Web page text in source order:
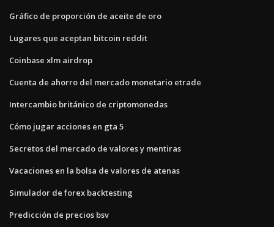
Gráfico de proporción de aceite de oro
Lugares que aceptan bitcoin reddit
Coinbase xlm airdrop
Cuenta de ahorro del mercado monetario etrade
Intercambio británico de criptomonedas
Cómo jugar acciones en gta 5
Secretos del mercado de valores y mentiras
Vacaciones en la bolsa de valores de atenas
Simulador de forex backtesting
Predicción de precios bsv